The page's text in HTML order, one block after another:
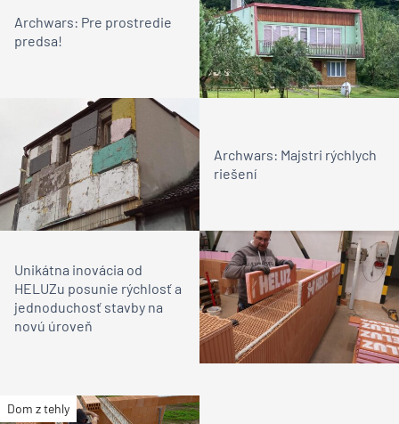
Archwars: Pre prostredie
predsa!
Archwars: Majstri rýchlych
riešení
Unikátna inovácia od
HELUZu posunie rýchlosť a
jednoduchosť stavby na
novú úroveň
Dom z tehly